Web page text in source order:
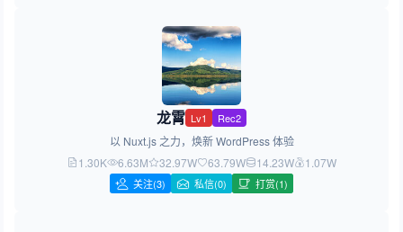
龙霄 Lv1 Rec2
以 Nuxt.js 之力，焕新 WordPress 体验
1.30K
6.63M 32.97W 63.79W 14.23W 1.07W
关注(3) 私信(0) 打赏(1)